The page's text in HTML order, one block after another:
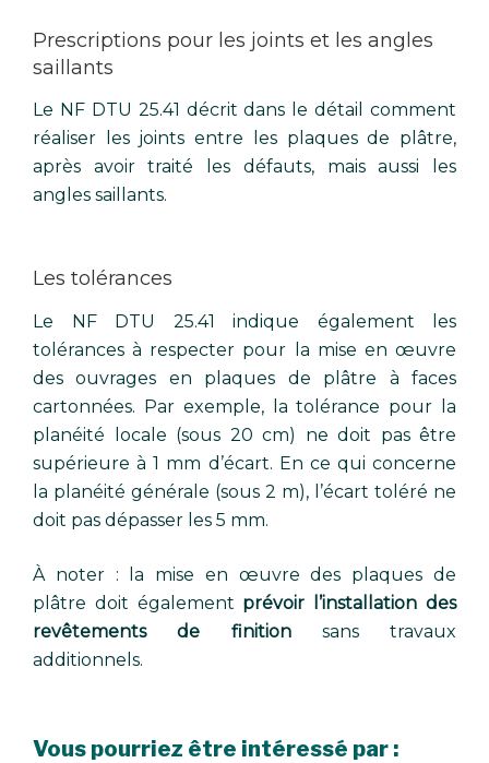
Prescriptions pour les joints et les angles
saillants
Le NF DTU 25.41 décrit dans le détail comment
réaliser les joints entre les plaques de plâtre,
après avoir traité les défauts, mais aussi les
angles saillants.
Les tolérances
Le NF DTU 25.41 indique également les
tolérances à respecter pour la mise en œuvre
des ouvrages en plaques de plâtre à faces
cartonnées. Par exemple, la tolérance pour la
planéité locale (sous 20 cm) ne doit pas être
supérieure à 1 mm d’écart. En ce qui concerne
la planéité générale (sous 2 m), l’écart toléré ne
doit pas dépasser les 5 mm.
À noter : la mise en œuvre des plaques de
plâtre doit également prévoir l’installation des
revêtements de finitionsans travaux
additionnels.
Vous pourriez être intéressé par :